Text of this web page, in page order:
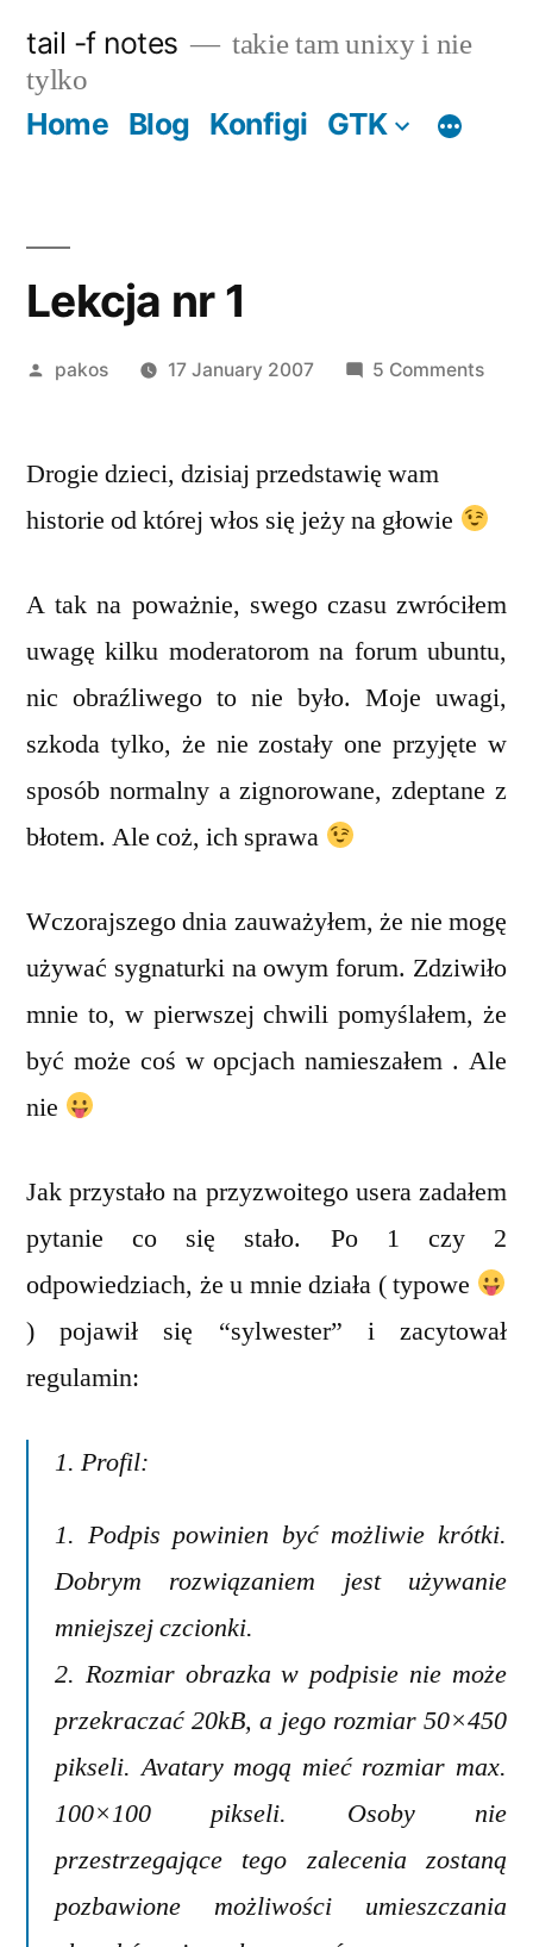
content
tail -f notes
takie tam unixy i nie
tylko
Home Blog Konfigi GTK
Lekcja nr 1
Posted
pakos 17 January 2007 5 Commentson
Drogie dzieci, dzisiaj przedstawię wam
historie od której włos się jeży na głowie
A tak na poważnie, swego czasu zwróciłem
uwagę kilku moderatorom na forum ubuntu,
nic obraźliwego to nie było. Moje uwagi,
szkoda tylko, że nie zostały one przyjęte w
sposób normalny a zignorowane, zdeptane z
błotem. Ale coż, ich sprawa
Wczorajszego dnia zauważyłem, że nie mogę
używać sygnaturki na owym forum. Zdziwiło
mnie to, w pierwszej chwili pomyślałem, że
być może coś w opcjach namieszałem . Ale
nie
Jak przystało na przyzwoitego usera zadałem
pytanie co się stało. Po 1 czy 2
odpowiedziach, że u mnie działa ( typowe
) pojawił się “sylwester” i zacytował
regulamin:
1. Profil:
1. Podpis powinien być możliwie krótki.
Dobrym rozwiązaniem jest używanie
mniejszej czcionki.
2. Rozmiar obrazka w podpisie nie może
przekraczać 20kB, a jego rozmiar 50×450
pikseli. Avatary mogą mieć rozmiar max.
100×100 pikseli. Osoby nie
przestrzegające tego zalecenia zostaną
pozbawione możliwości umieszczania